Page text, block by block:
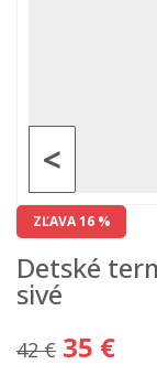
<
ZĽAVA 16 %
Detské
sivé
42 € 35 €